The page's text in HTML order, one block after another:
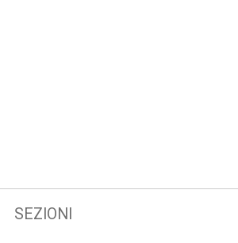
SEZIONI